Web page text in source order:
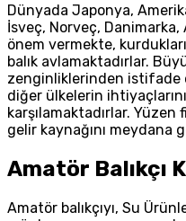
Dünyada Japonya,
İsveç, Norveç, Danimarka,
önem vermekte,
balık avlamaktadırlar.
zenginliklerinden istifade
diğer ülkelerin
karşılamaktadırlar.
gelir kaynağını meydana
Amatör Balıkçı
Amatör balıkçıyı, Su